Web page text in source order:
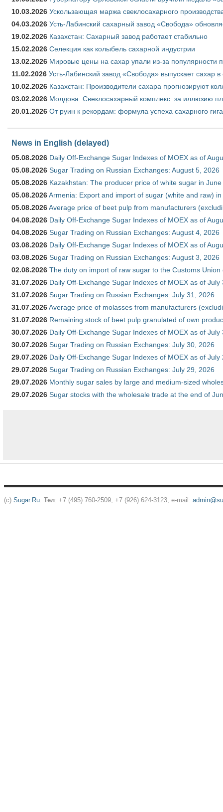
10.03.2026 Ускользающая маржа свеклосахарного
04.03.2026 Усть-Лабинский сахарный завод «Свобода»
19.02.2026 Казахстан: Сахарный завод работает стабильно
15.02.2026 Селекция как колыбель сахарной индустрии
13.02.2026 Мировые цены на сахар упали из-за популярности
11.02.2026 Усть-Лабинский завод «Свобода» выпускает сахар в
10.02.2026 Казахстан: Производители сахара прогнозируют
03.02.2026 Молдова: Свеклосахарный комплекс: за иллюзию
20.01.2026 От руин к рекордам: формула успеха сахарного
News in English (delayed)
05.08.2026 Daily Off-Exchange Sugar Indexes of MOEX as of
05.08.2026 Sugar Trading on Russian Exchanges: August 5, 2026
05.08.2026 Kazakhstan: The producer price of white sugar in
05.08.2026Armenia: Export and import of sugar (white and raw)
05.08.2026Average price of beet pulp from manufacturers
04.08.2026 Daily Off-Exchange Sugar Indexes of MOEX as of
04.08.2026 Sugar Trading on Russian Exchanges: August 4, 2026
03.08.2026 Daily Off-Exchange Sugar Indexes of MOEX as of
03.08.2026 Sugar Trading on Russian Exchanges: August 3, 2026
02.08.2026 The duty on import of raw sugar to the Customs
31.07.2026 Daily Off-Exchange Sugar Indexes of MOEX as of July
31.07.2026 Sugar Trading on Russian Exchanges: July 31, 2026
31.07.2026Average price of molasses from manufacturers
31.07.2026 Remaining stock of beet pulp granulated of own
30.07.2026 Daily Off-Exchange Sugar Indexes of MOEX as of July
30.07.2026 Sugar Trading on Russian Exchanges: July 30, 2026
29.07.2026 Daily Off-Exchange Sugar Indexes of MOEX as of July
29.07.2026 Sugar Trading on Russian Exchanges: July 29, 2026
29.07.2026 Monthly sugar sales by large and medium-sized
29.07.2026 Sugar stocks with the wholesale trade at the end of
(c) Sugar.Ru. Тел: +7 (495) 760-2509, +7 (926) 624-3123, e-mail: